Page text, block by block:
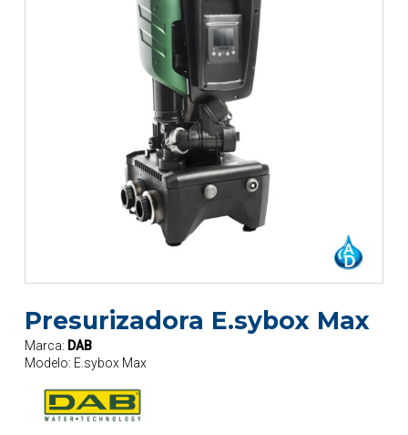
Presurizadora E.sybox Max
Marca: DAB
Modelo: E.sybox Max